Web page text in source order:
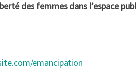
des femmes dans l’espace
emancipation